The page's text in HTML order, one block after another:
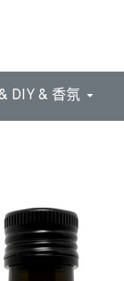
DIY & 香氛